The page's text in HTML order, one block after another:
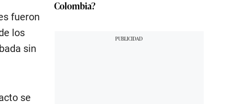
fueron
los
sin
se
Colombia?